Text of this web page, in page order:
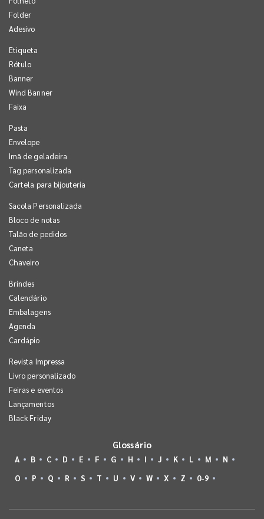
Folder
Adesivo
Etiqueta
Rótulo
Banner
Wind Banner
Faixa
Pasta
Envelope
Imã de geladeira
Tag personalizada
Cartela para bijouteria
Sacola Personalizada
Bloco de notas
Talão de pedidos
Caneta
Chaveiro
Brindes
Calendário
Embalagens
Agenda
Cardápio
Revista Impressa
Livro personalizado
Feiras e eventos
Lançamentos
Black Friday
Glossário
A B C D E F G H I J K L M
N
O
P Q R S T U V W X Z 0-9